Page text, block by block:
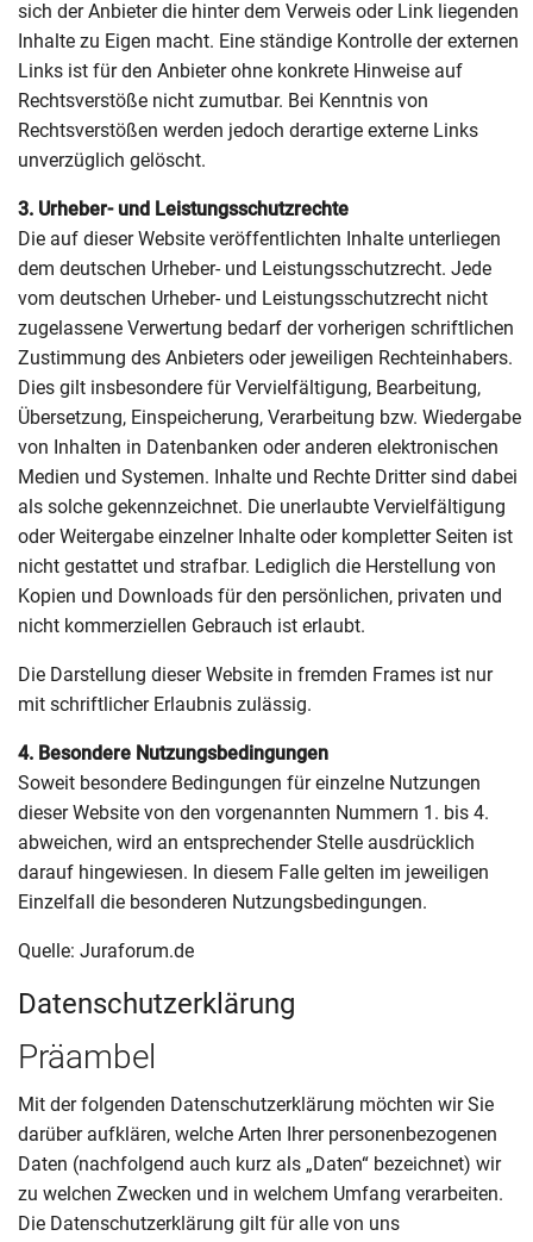
sich der Anbieter die hinter dem Verweis oder Link liegenden
Inhalte zu Eigen macht. Eine ständige Kontrolle der externen
Links ist für den Anbieter ohne konkrete Hinweise auf
Rechtsverstöße nicht zumutbar. Bei Kenntnis von
Rechtsverstößen werden jedoch derartige externe Links
unverzüglich gelöscht.
3. Urheber- und Leistungsschutzrechte
Die auf dieser Website veröffentlichten Inhalte unterliegen
dem deutschen Urheber- und Leistungsschutzrecht. Jede
vom deutschen Urheber- und Leistungsschutzrecht nicht
zugelassene Verwertung bedarf der vorherigen schriftlichen
Zustimmung des Anbieters oder jeweiligen Rechteinhabers.
Dies gilt insbesondere für Vervielfältigung, Bearbeitung,
Übersetzung, Einspeicherung, Verarbeitung bzw. Wiedergabe
von Inhalten in Datenbanken oder anderen elektronischen
Medien und Systemen. Inhalte und Rechte Dritter sind dabei
als solche gekennzeichnet. Die unerlaubte Vervielfältigung
oder Weitergabe einzelner Inhalte oder kompletter Seiten ist
nicht gestattet und strafbar. Lediglich die Herstellung von
Kopien und Downloads für den persönlichen, privaten und
nicht kommerziellen Gebrauch ist erlaubt.
Die Darstellung dieser Website in fremden Frames ist nur
mit schriftlicher Erlaubnis zulässig.
4. Besondere Nutzungsbedingungen
Soweit besondere Bedingungen für einzelne Nutzungen
dieser Website von den vorgenannten Nummern 1. bis 4.
abweichen, wird an entsprechender Stelle ausdrücklich
darauf hingewiesen. In diesem Falle gelten im jeweiligen
Einzelfall die besonderen Nutzungsbedingungen.
Quelle: Juraforum.de
Datenschutzerklärung
Präambel
Mit der folgenden Datenschutzerklärung möchten wir Sie
darüber aufklären, welche Arten Ihrer personenbezogenen
Daten (nachfolgend auch kurz als „Daten“ bezeichnet) wir
zu welchen Zwecken und in welchem Umfang verarbeiten.
Die Datenschutzerklärung gilt für alle von uns